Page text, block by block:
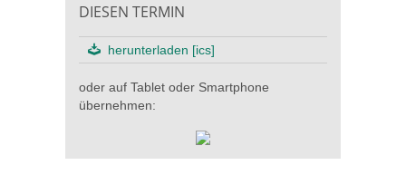
DIESEN TERMIN
herunterladen [ics]
oder auf Tablet oder Smartphone
übernehmen: